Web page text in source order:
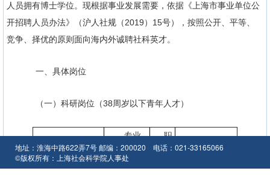
人员拥有博士学位。现根据事业发展需要，依据《上海市事业单位公
开招聘人员办法》（沪人社规（2019）15号），按照公开、平等、
竞争、择优的原则面向海内外诚聘社科英才。
一、具体岗位
（一）科研岗位（38周岁以下青年人才）
招聘单位
专业
要求
职
数
联系电话
地址：淮海中路622弄7号 邮编：200020 电话：021-33165066
©版权所有：上海社会科学院人事处